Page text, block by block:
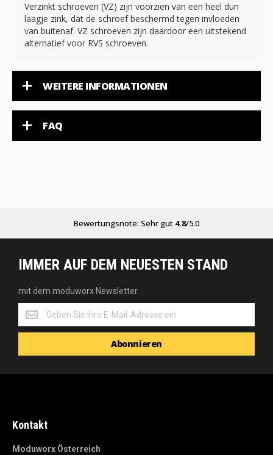
Verzinkt schroeven (VZ) zijn voorzien van een heel dun
laagje zink, dat de schroef beschermd tegen invloeden
van buitenaf. VZ schroeven zijn daardoor een uitstekend
alternatief voor RVS schroeven.
WEITERE INFORMATIONEN
FAQ
Bewertungsnote: Sehr gut 4.8/5.0
IMMER AUF DEM NEUESTEN STAND
mit dem moduworx Newsletter
mit
dem
moduworx
Abonnieren
Kontakt
Moduworx Österreich